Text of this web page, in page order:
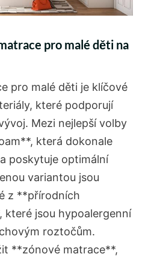
pro malé děti na
pro malé děti je klíčové⁢
které podporují⁣
Mezi⁢ nejlepší volby
která dokonale
poskytuje ⁤optimální
variantou jsou
z ⁢**přírodních
které jsou hypoalergenní
roztočům.
**zónové matrace**,